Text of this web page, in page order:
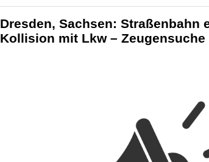
Dresden, Sachsen: Straßenbahn
Kollision mit Lkw – Zeugensuche